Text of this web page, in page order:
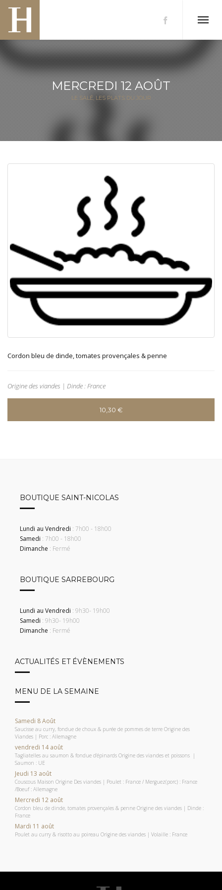
MERCREDI 12 AOÛT
LE SALÉ, LES PLATS DU JOUR
Cordon bleu de dinde, tomates provençales & penne
Origine des viandes | Dinde : France
10,30 €
BOUTIQUE SAINT-NICOLAS
Lundi au Vendredi : 7h00 - 18h00
Samedi : 7h00 - 18h00
Dimanche : Fermé
BOUTIQUE SARREBOURG
Lundi au Vendredi : 9h30- 19h00
Samedi : 9h30- 19h00
Dimanche : Fermé
ACTUALITÉS ET ÉVÈNEMENTS
MENU DE LA SEMAINE
Samedi 8 Août
Saucisse au curry, fondue de choux & purée de pommes de terre Origine des
Viandes | Porc : Allemagne
vendredi 14 août
Tagliatelles au saumon & fondue d’épinards Origine des viandes et poissons |
Saumon : UE
Jeudi 13 août
Couscous Maison Origine Des viandes | Poulet : France / Merguez(porc) : France
/Boeuf : Allemagne
Mercredi 12 août
Cordon bleu de dinde, tomates provençales & penne Origine des viandes | Dinde :
France
Mardi 11 août
Poulet au curry & risotto au poireau Origine des viandes | Volaille : France